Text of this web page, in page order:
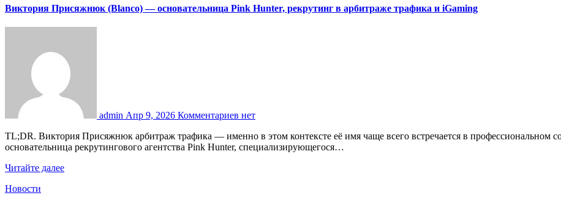
Виктория Присяжнюк (Blanco) — основательница Pink Hunter, рекрутинг в арбитраже трафика и iGaming
admin Апр 9, 2026 Комментариев нет
TL;DR. Виктория Присяжнюк арбитраж трафика — именно в этом контексте её имя чаще всего встречается в профессиональном сообществе. По данным AFF.TOP, Виктория Присяжнюк —
основательница рекрутингового агентства Pink Hunter, специализирующегося…
Читайте далее
Новости